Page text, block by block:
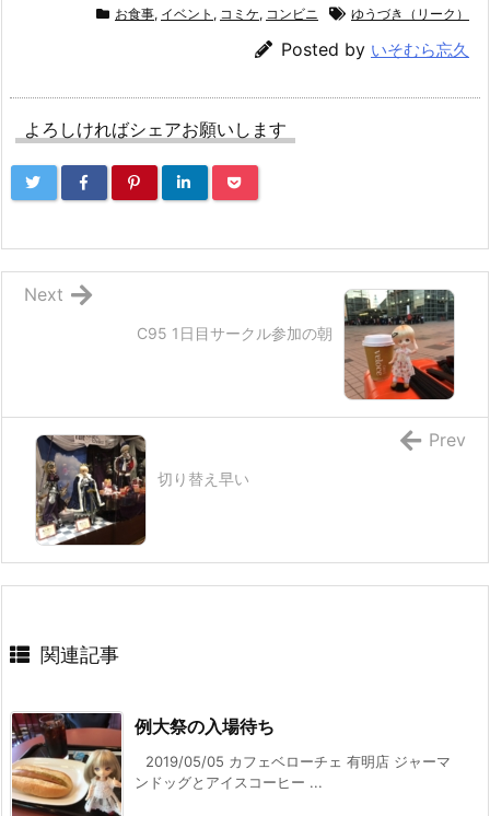
お食事, イベント , コミケ, コンビニ ゆうづき（リーク）
Posted by いそむら忘久
よろしければシェアお願いします
C95 1日目サークル参加の朝
Next
切り替え早い
Prev
関連記事
例大祭の入場待ち
2019/05/05 カフェベローチェ 有明店 ジャーマ
ンドッグとアイスコーヒー ...